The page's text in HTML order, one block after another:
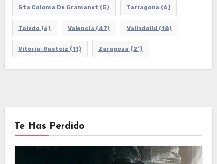
Sta Coloma De Gramanet (5) Tarragona (6)
Toledo (6) Valencia (47) Valladolid (18)
Vitoria-Gasteiz (11) Zaragoza (21)
Te Has Perdido